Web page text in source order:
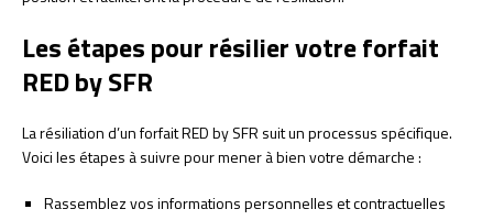
Les étapes pour résilier votre forfait
RED by SFR
La résiliation d’un forfait RED by SFR suit un processus spécifique.
Voici les étapes à suivre pour mener à bien votre démarche :
Rassemblez vos informations personnelles et contractuelles